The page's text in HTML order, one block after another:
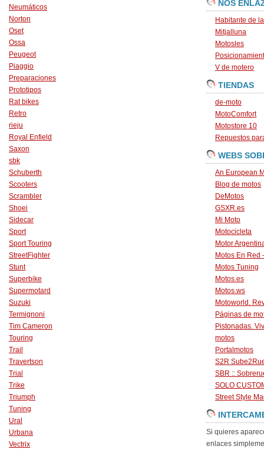
Neumáticos
Norton
Oset
Ossa
Peugeot
Piaggio
Preparaciones
Prototipos
Rat bikes
Retro
rieju
Royal Enfield
Saxon
sbk
Schuberth
Scooters
Scrambler
Shoei
Sidecar
Sport
Sport Touring
StreetFighter
Stunt
Superbike
Supermotard
Suzuki
Termignoni
Tim Cameron
Touring
Trail
Travertson
Trial
Trike
Triumph
Tuning
Ural
Urbana
Vectrix
NOS
Habitante de
Mitjalluna
Motosles
V de motero
TIENDAS
de-moto
MotoComfort
Motostore 10
Repuestos
WEBS
An European
Blog de motos
DeMotos
GSXR.es
Mi Moto
Motocicleta
Motor
Motos En Red
Motos Tuning
Motos.es
Motos.ws
Motoworld.
Páginas de
Pistonadas.
motos
Portalmotos
S2R
SBR ::
SOLO
Street Style
Si quieres
enlaces